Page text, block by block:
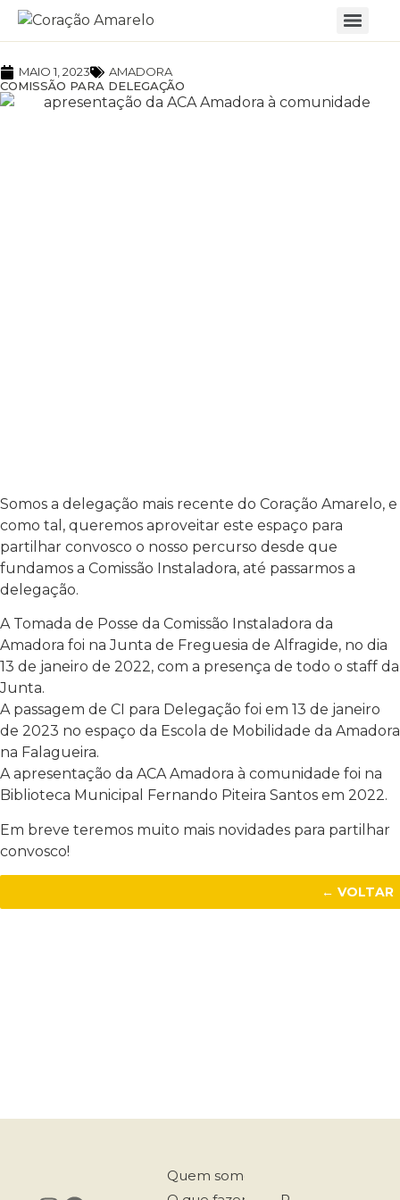
MAIO 1, 2023
AMADORA
COMISSÃO PARA DELEGAÇÃO
Somos a delegação mais recente do Coração Amarelo, e
como tal, queremos aproveitar este espaço para
partilhar convosco o nosso percurso desde que
fundamos a Comissão Instaladora, até passarmos a
delegação.
A Tomada de Posse da Comissão Instaladora da
Amadora foi na Junta de Freguesia de Alfragide, no dia
13 de janeiro de 2022, com a presença de todo o staff da
Junta.
A passagem de CI para Delegação foi em 13 de janeiro
de 2023 no espaço da Escola de Mobilidade da Amadora
na Falagueira.
A apresentação da ACA Amadora à comunidade foi na
Biblioteca Municipal Fernando Piteira Santos em 2022.
Em breve teremos muito mais novidades para partilhar
convosco!
← VOLTAR
Quem somos